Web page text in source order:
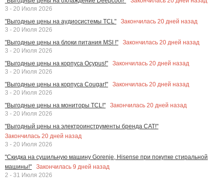
3 - 20 Июля 2026
"Выгодные цены на аудиосистемы TCL"
Закончилась 20 дней назад
3 - 20 Июля 2026
"Выгодные цены на блоки питания MSI !"
Закончилась 20 дней назад
3 - 20 Июля 2026
"Выгодные цены на корпуса Ocypus!"
Закончилась 20 дней назад
3 - 20 Июля 2026
"Выгодные цены на корпуса Cougar!"
Закончилась 20 дней назад
3 - 20 Июля 2026
"Выгодные цены на мониторы TCL!"
Закончилась 20 дней назад
3 - 20 Июля 2026
"Выгодный цены на электроинструменты бренда CAT!"
Закончилась 20 дней назад
3 - 20 Июля 2026
"Скидка на сушильную машину Gorenje, Hisense при покупке стиральной
машины!"
Закончилась 9 дней назад
2 - 31 Июля 2026